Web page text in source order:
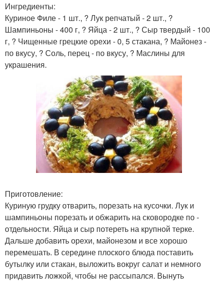
Ингредиенты:
Куриное Филе - 1 шт., ? Лук репчатый - 2 шт., ?
Шампиньоны - 400 г, ? Яйца - 2 шт., ? Сыр твердый - 100
г, ? Чищенные грецкие орехи - 0, 5 стакана, ? Майонез -
по вкусу, ? Соль, перец - по вкусу, ? Маслины для
украшения.
Приготовление:
Куриную грудку отварить, порезать на кусочки. Лук и
шампиньоны порезать и обжарить на сковородке по -
отдельности. Яйца и сыр потереть на крупной терке.
Дальше добавить орехи, майонезом и все хорошо
перемешать. В середине плоского блюда поставить
бутылку или стакан, выложить вокруг салат и немного
придавить ложкой, чтобы не рассыпался. Вынуть